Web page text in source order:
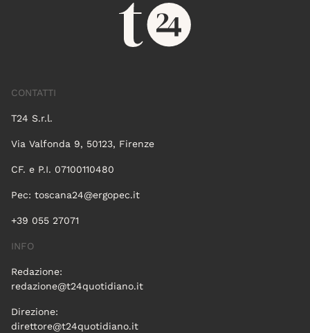
CONTATTI
T24 S.r.l.
Via Valfonda 9, 50123, Firenze
CF. e P.I. 07100110480
Pec: toscana24@ergopec.it
+39 055 27071
INFO
Redazione:
redazione@t24quotidiano.it
Direzione:
direttore@t24quotidiano.it